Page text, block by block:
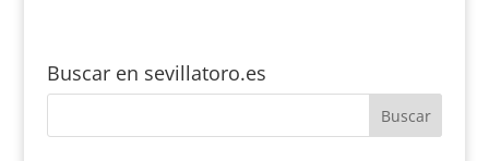
Buscar en sevillatoro.es